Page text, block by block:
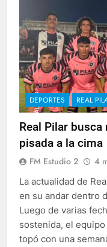
DEPORTES REAL
Real Pilar
pisada a la cima
FM Estudio 2 4
La actualidad de
en su andar dentro
Luego de varias
sostenida, el
topó con una